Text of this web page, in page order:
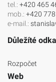
tel.: +420 465
mob.: +420
e-mail.:
Důležíté
Rozpočet
Web